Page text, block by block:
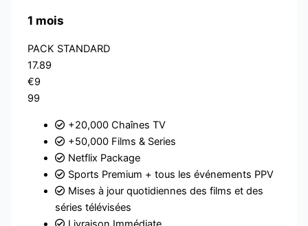
1 mois
PACK STANDARD
17.89
€9
99
+20,000 Chaînes TV
+50,000 Films & Series
Netflix Package
Sports Premium + tous les événements PPV
Mises à jour quotidiennes des films et des
séries télévisées